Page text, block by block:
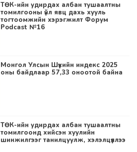
ТӨК-ийн удирдах албан тушаалтны
томилгооны үйл явц дахь хууль
тогтоомжийн хэрэгжилт Форум
Podcast №16
Монгол Улсын Шүүхийн индекс 2025
оны байдлаар 57,33 оноотой байна
ТӨК-ийн удирдах албан тушаалтны
томилгоонд хийсэн хуулийн
шинжилгээг танилцуулж, хэлэлцүүллээ